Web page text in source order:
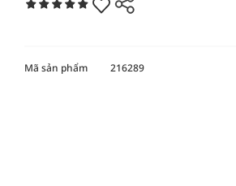
Mã sản phẩm 216289